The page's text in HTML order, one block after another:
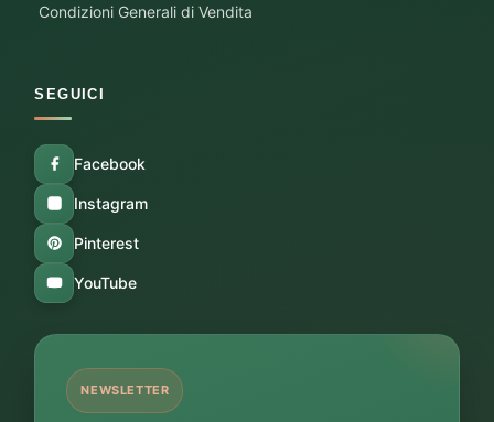
Condizioni Generali di Vendita
SEGUICI
Facebook
Instagram
Pinterest
YouTube
NEWSLETTER